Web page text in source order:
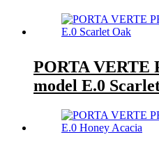
PORTA VERTE
model E.0